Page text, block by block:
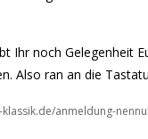
Ihr noch Gelegenheit
Also ran an die
anmeldung-